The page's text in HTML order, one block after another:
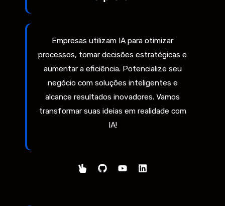
Empresas utilizam IA para otimizar
processos, tomar decisões estratégicas e
aumentar a eficiência. Potencialize seu
negócio com soluções inteligentes e
alcance resultados inovadores. Vamos
transformar suas ideias em realidade com
IA!